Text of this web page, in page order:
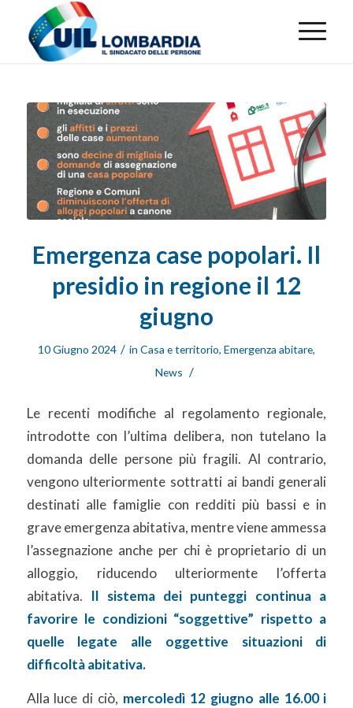
Emergenza case popolari. Il
presidio in regione il 12
giugno
10 Giugno 2024 / in Casa e territorio, Emergenza abitare,
News /
Le recenti modifiche al regolamento regionale,
introdotte con l’ultima delibera, non tutelano la
domanda delle persone più fragili. Al contrario,
vengono ulteriormente sottratti ai bandi generali
destinati alle famiglie con redditi più bassi e in
grave emergenza abitativa, mentre viene ammessa
l’assegnazione anche per chi è proprietario di un
alloggio, riducendo ulteriormente l’offerta
abitativa. Il sistema dei punteggi continua a
favorire le condizioni “soggettive” rispetto a
quelle legate alle oggettive situazioni di
difficoltà abitativa.
Alla luce di ciò, mercoledì 12 giugno alle 16.00 i